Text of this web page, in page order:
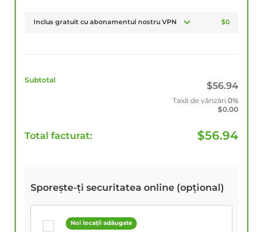
Inclus gratuit cu abonamentul nostru VPN $0
Subtotal
$56.94
Taxă de vânzări 0%
$0.00
Total facturat: $56.94
Sporește-ți securitatea online (opțional)
Noi locații adăugate